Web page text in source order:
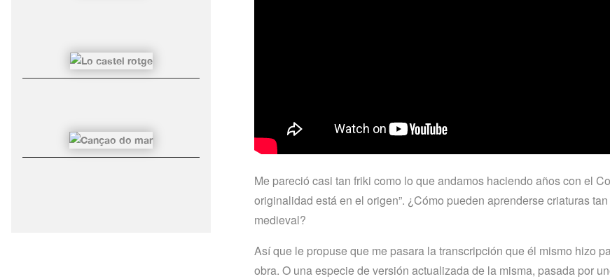
Me pareció casi tan friki como lo que andamos haciendo años con el
originalidad está en el origen”. ¿Cómo pueden aprenderse criaturas
medieval?
Así que le propuse que me pasara la transcripción que él mismo hizo
obra. O una especie de versión actualizada de la misma, pasada por